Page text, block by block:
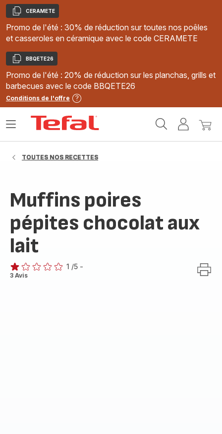
Copier
CERAMETE
Promo de l'été : 30% de réduction sur toutes nos poêles
et casseroles en céramique avec le code CERAMETE
Copier
BBQETE26
Promo de l'été : 20% de réduction sur les planchas, grills et
barbecues avec le code BBQETE26
Conditions de l'offre
MonMon
Ouvrir
TOUTES NOS RECETTES
Muffins poires
pépites chocolat aux
lait
Avis
1 /5 -
3 Avis